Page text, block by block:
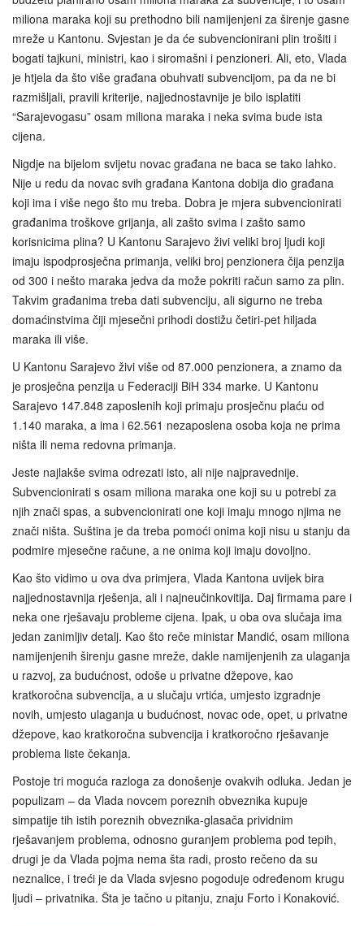
miliona maraka koji su prethodno bili namijenjeni za širenje gasne
mreže u Kantonu. Svjestan je da će subvencionirani plin trošiti i
bogati tajkuni, ministri, kao i siromašni i penzioneri. Ali, eto, Vlada
je htjela da što više građana obuhvati subvencijom, pa da ne bi
razmišljali, pravili kriterije, najjednostavnije je bilo isplatiti
“Sarajevogasu” osam miliona maraka i neka svima bude ista
cijena.
Nigdje na bijelom svijetu novac građana ne baca se tako lahko.
Nije u redu da novac svih građana Kantona dobija dio građana
koji ima i više nego što mu treba. Dobra je mjera subvencionirati
građanima troškove grijanja, ali zašto svima i zašto samo
korisnicima plina? U Kantonu Sarajevo živi veliki broj ljudi koji
imaju ispodprosječna primanja, veliki broj penzionera čija penzija
od 300 i nešto maraka jedva da može pokriti račun samo za plin.
Takvim građanima treba dati subvenciju, ali sigurno ne treba
domaćinstvima čiji mjesečni prihodi dostižu četiri-pet hiljada
maraka ili više.
U Kantonu Sarajevo živi više od 87.000 penzionera, a znamo da
je prosječna penzija u Federaciji BiH 334 marke. U Kantonu
Sarajevo 147.848 zaposlenih koji primaju prosječnu plaću od
1.140 maraka, a ima i 62.561 nezaposlena osoba koja ne prima
ništa ili nema redovna primanja.
Jeste najlakše svima odrezati isto, ali nije najpravednije.
Subvencionirati s osam miliona maraka one koji su u potrebi za
njih znači spas, a subvencionirati one koji imaju mnogo njima ne
znači ništa. Suština je da treba pomoći onima koji nisu u stanju da
podmire mjesečne račune, a ne onima koji imaju dovoljno.
Kao što vidimo u ova dva primjera, Vlada Kantona uvijek bira
najjednostavnija rješenja, ali i najneučinkovitija. Daj firmama pare i
neka one rješavaju probleme cijena. Ipak, u oba ova slučaja ima
jedan zanimljiv detalj. Kao što reče ministar Mandić, osam miliona
namijenjenih širenju gasne mreže, dakle namijenjenih za ulaganja
u razvoj, za budućnost, odoše u privatne džepove, kao
kratkoročna subvencija, a u slučaju vrtića, umjesto izgradnje
novih, umjesto ulaganja u budućnost, novac ode, opet, u privatne
džepove, kao kratkoročna subvencija i kratkoročno rješavanje
problema liste čekanja.
Postoje tri moguća razloga za donošenje ovakvih odluka. Jedan je
populizam – da Vlada novcem poreznih obveznika kupuje
simpatije tih istih poreznih obveznika-glasača prividnim
rješavanjem problema, odnosno guranjem problema pod tepih,
drugi je da Vlada pojma nema šta radi, prosto rečeno da su
neznalice, i treći je da Vlada svjesno pogoduje određenom krugu
ljudi – privatnika. Šta je tačno u pitanju, znaju Forto i Konaković.